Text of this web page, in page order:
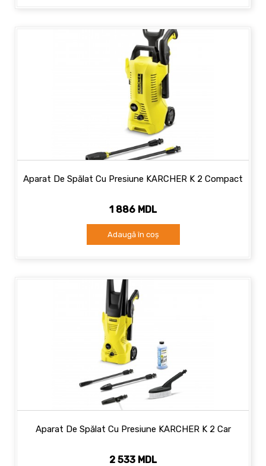
Aparat De Spălat Cu Presiune KARCHER K 2 Compact
1 886 MDL
Adaugă în coș
Aparat De Spălat Cu Presiune KARCHER K 2 Car
2 533 MDL